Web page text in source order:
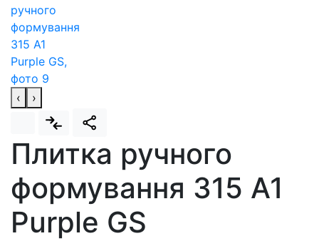
‹ ›
Плитка ручного
формування 315 A1
Purple GS